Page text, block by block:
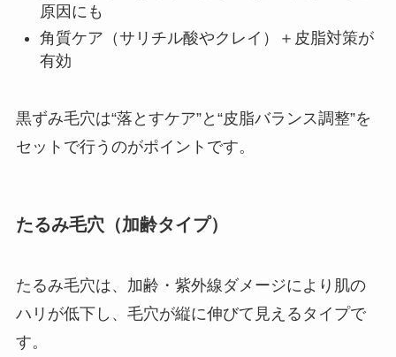
原因にも
角質ケア（サリチル酸やクレイ）＋皮脂対策が
有効
黒ずみ毛穴は“落とすケア”と“皮脂バランス調整”を
セットで行うのがポイントです。
たるみ毛穴（加齢タイプ）
たるみ毛穴は、加齢・紫外線ダメージにより肌の
ハリが低下し、毛穴が縦に伸びて見えるタイプで
す。